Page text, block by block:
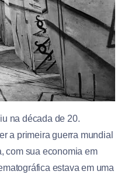
na década de 20.
a primeira guerra mundial
com sua economia em
estava em uma